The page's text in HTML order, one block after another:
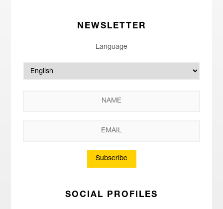
NEWSLETTER
Language
Subscribe
SOCIAL PROFILES